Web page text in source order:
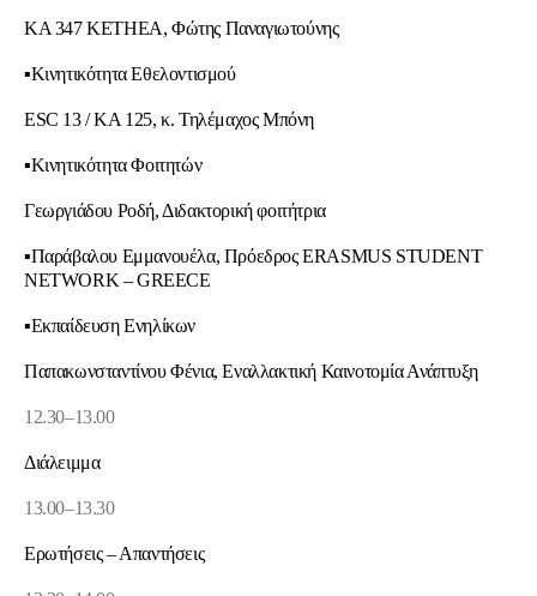
ΚΑ 347 KETHEA, Φώτης Παναγιωτούνης
▪Κινητικότητα Εθελοντισμού
ESC 13 / KA 125, κ. Τηλέμαχος Μπόνη
▪Κινητικότητα Φοιτητών
Γεωργιάδου Ροδή, Διδακτορική φοιτήτρια
▪Παράβαλου Εμμανουέλα, Πρόεδρος ERASMUS STUDENT
NETWORK – GREECE
▪Εκπαίδευση Ενηλίκων
Παπακωνσταντίνου Φένια, Εναλλακτική Καινοτομία Ανάπτυξη
12.30–13.00
Διάλειμμα
13.00–13.30
Ερωτήσεις – Απαντήσεις